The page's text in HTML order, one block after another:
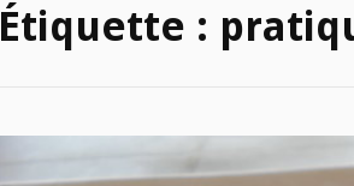
Étiquette :